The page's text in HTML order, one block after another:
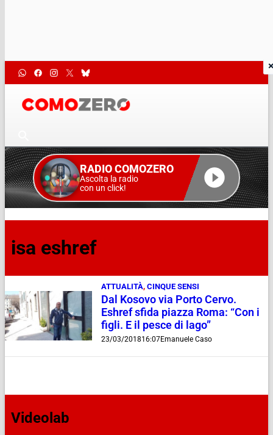
RADIO COMOZERO
Ascolta la radio
con un click!
isa eshref
ATTUALITÀ, CINQUE SENSI
Dal Kosovo via Porto Cervo.
Eshref sfida piazza Roma: “Con i
figli. E il pesce di lago”
23/03/201816:07Emanuele Caso
Videolab